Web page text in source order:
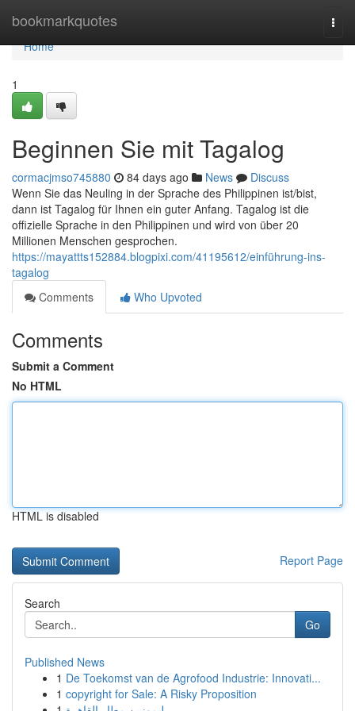
bookmarkquotes
Home
Home
1
Beginnen Sie mit Tagalog
cormacjmso745880 84 days ago News
Discuss
Wenn Sie das Neuling in der Sprache des Philippinen ist/bist,
dann ist Tagalog für Ihnen ein guter Anfang. Tagalog ist die
offizielle Sprache in den Philippinen und wird von über 20
Millionen Menschen gesprochen.
https://mayattts152884.blogpixi.com/41195612/einführung-ins-
tagalog
Comments
Who Upvoted
Comments
Submit a Comment
No HTML
HTML is disabled
Report Page
Search
Go
Published News
1 De Toekomst van de Agrofood Industrie: Innovati...
1 copyright for Sale: A Risky Proposition